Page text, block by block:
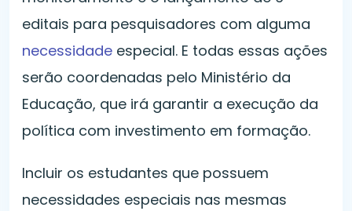
editais para pesquisadores com alguma
necessidade especial. E todas essas ações
serão coordenadas pelo Ministério da
Educação, que irá garantir a execução da
política com investimento em formação.
Incluir os estudantes que possuem
necessidades especiais nas mesmas